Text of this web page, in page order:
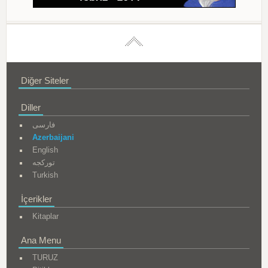
Diğer Siteler
Diller
فارسی
Azerbaijani
English
تورکجه
Turkish
İçerikler
Kitaplar
Ana Menu
TURUZ